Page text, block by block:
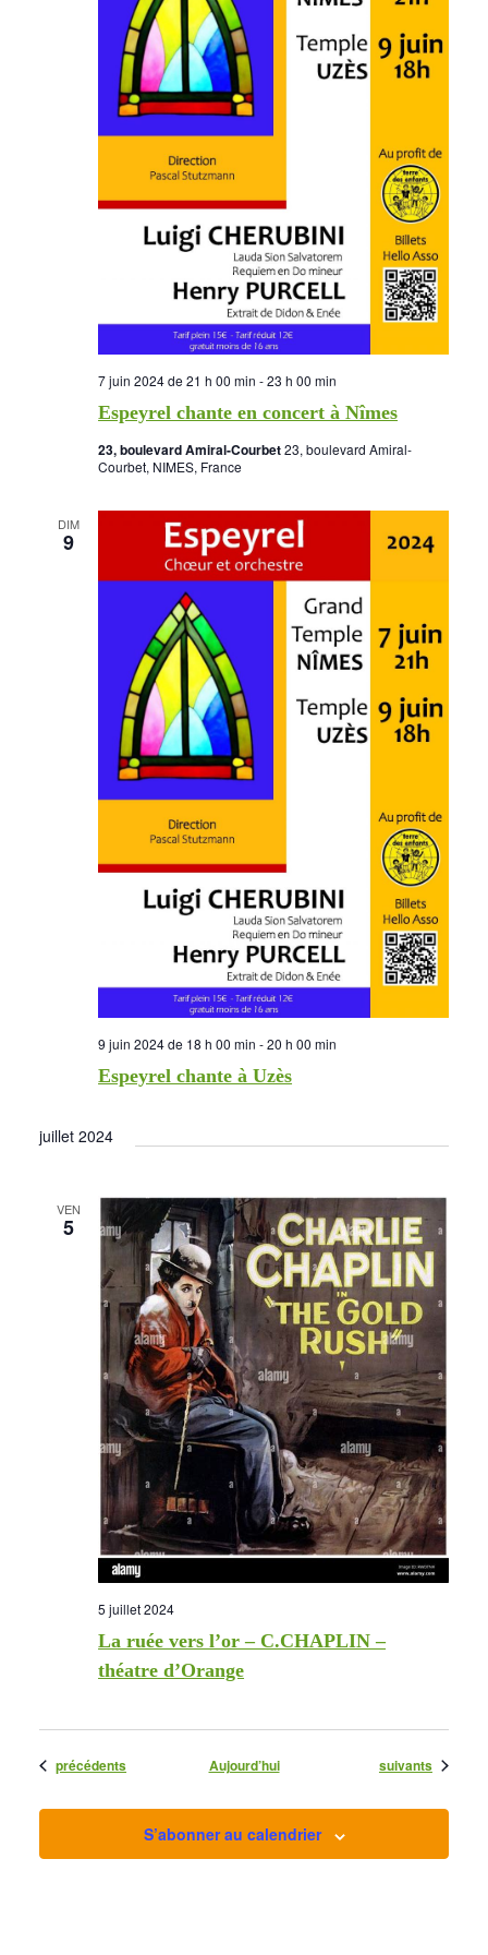
Espeyrel chante en concert à Nîmes
7 juin 2024 de 21 h 00 min -23 h 00 min
23, boulevard Amiral-Courbet23, boulevard Amiral-
Courbet, NIMES, France
DIM
9
Espeyrel chante à Uzès
9 juin 2024 de 18 h 00 min -20 h 00 min
juillet 2024
VEN
5
La ruée vers l’or – C.CHAPLIN –
théatre d’Orange
5 juillet 2024
Évènements
précédents Aujourd’hui Évènements
suivants
S’abonner au calendrier